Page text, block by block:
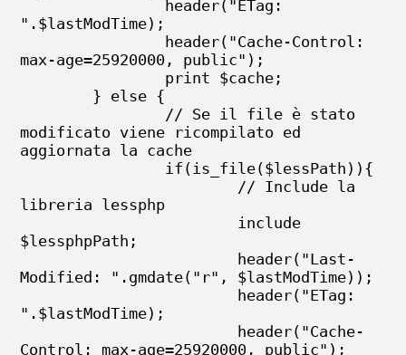
".$lastModTime);
max-age=25920000, public");
modificato viene ricompilato ed
aggiornata la cache
libreria lessphp
$lessphpPath;
Modified: ".gmdate("r", $lastModTime));
".$lastModTime);
Control: max-age=25920000, public");